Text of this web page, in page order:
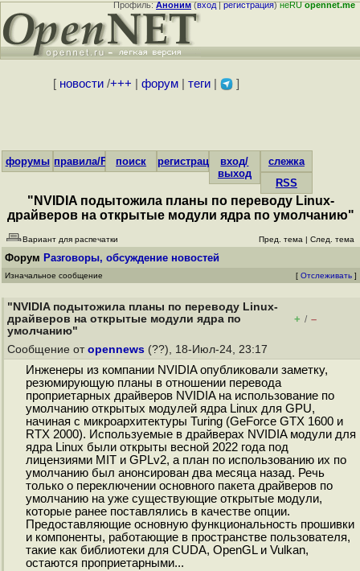
Профиль:Аноним(вход|регистрация)неRUopennet.me
[ новости/+++ форум| теги| ]
форумы правила/FAQпоиск регистрациявход/
выход
слежка
RSS
"NVIDIA подытожила планы по переводу Linux-
драйверов на открытые модули ядра по умолчанию"
Вариант для распечатки Пред. тема | След. тема
Форум Разговоры, обсуждение новостей
Изначальное сообщение [ Отслеживать ]
"NVIDIA подытожила планы по переводу Linux-
драйверов на открытые модули ядра по
умолчанию"
+ / –
Сообщение от opennews (??), 18-Июл-24, 23:17
Инженеры из компании NVIDIA опубликовали заметку,
резюмирующую планы в отношении перевода
проприетарных драйверов NVIDIA на использование по
умолчанию открытых модулей ядра Linux для GPU,
начиная с микроархитектуры Turing (GeForce GTX 1600 и
RTX 2000). Используемые в драйверах NVIDIA модули для
ядра Linux были открыты весной 2022 года под
лицензиями MIT и GPLv2, а план по использованию их по
умолчанию был анонсирован два месяца назад. Речь
только о переключении основного пакета драйверов по
умолчанию на уже существующие открытые модули,
которые ранее поставлялись в качестве опции.
Предоставляющие основную функциональность прошивки
и компоненты, работающие в пространстве пользователя,
такие как библиотеки для CUDA, OpenGL и Vulkan,
остаются проприетарными...